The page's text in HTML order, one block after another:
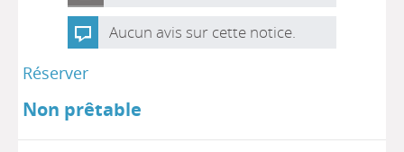
Aucun avis sur cette notice.
Réserver
Non prêtable